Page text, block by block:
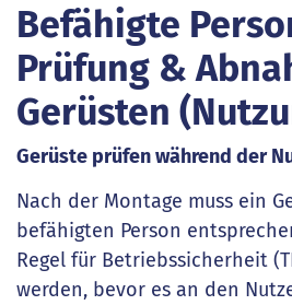
Befähigte
Prüfung &
Gerüsten
Gerüste prüfen während der
Nach der Montage muss ein
befähigten Person
Regel für Betriebssicherheit
werden, bevor es an den